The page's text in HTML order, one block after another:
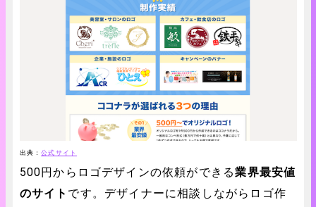
出典：公式サイト
500円からロゴデザインの依頼ができる業界最安値
のサイト です。デザイナーに相談しながらロゴ作